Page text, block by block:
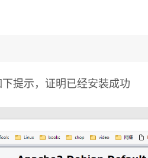
提示，证明已经安装成功